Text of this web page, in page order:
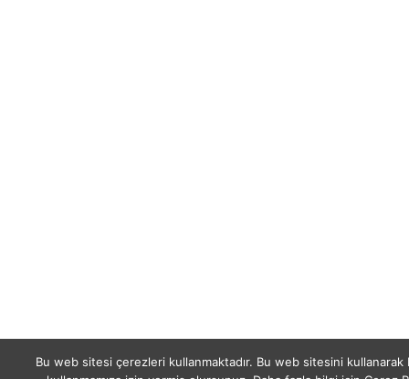
Bu web sitesi çerezleri kullanmaktadır. Bu web sitesini kullanarak